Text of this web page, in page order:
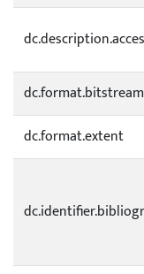
dc.format.bitstream
dc.format.extent